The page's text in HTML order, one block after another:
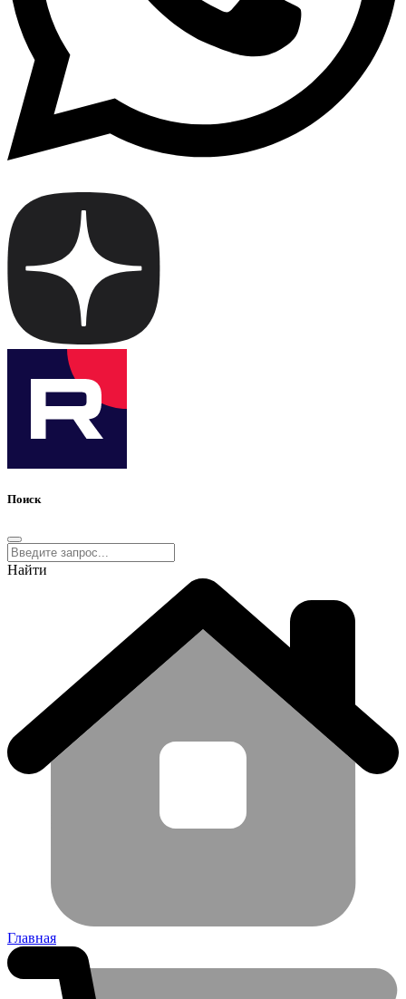
Поиск
Найти
Главная